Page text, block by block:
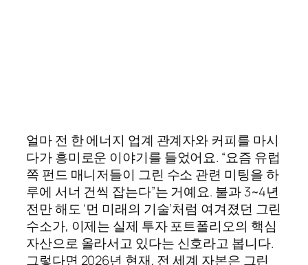
얼마 전 한 에너지 업계 관계자와 커피를 마시
다가 흥미로운 이야기를 들었어요. “요즘 유럽
쪽 펀드 매니저들이 그린 수소 관련 미팅을 하
루에 서너 건씩 잡는다”는 거예요. 불과 3~4년
전만 해도 ‘먼 미래의 기술’처럼 여겨졌던 그린
수소가, 이제는 실제 투자 포트폴리오의 핵심
자산으로 올라서고 있다는 신호라고 봅니다.
그렇다면 2026년 현재, 전 세계 자본은 그린